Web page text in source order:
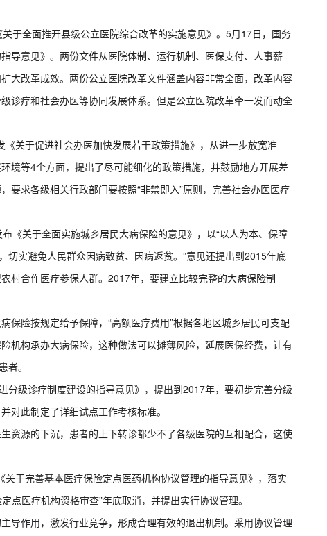
于全面推开县级公立医院综合改革的实施意见》。5月17日，国务
导意见》。两份文件从医院体制、运行机制、医保支付、人事薪
大改革成效。两份公立医院改革文件涵盖内容非常全面，改革内容
诊疗和社会办医等协同发展体系。但是公立医院改革牵一发而动全
关于促进社会办医加快发展若干政策措施》，从进一步放宽准
境等4个方面，提出了尽可能细化的政策措施，并鼓励地方开展差
要求各级相关行政部门要按照“非禁即入”原则，完善社会办医医疗
《关于全面实施城乡居民大病保险的意见》，以“以人为本、保障
切实避免人民群众因病致贫、因病返贫。”意见还提出到2015年底
村合作医疗参保人群。2017年，要建立比较完整的大病保险制
保险按规定给予保障，“高额医疗费用”根据各地区城乡居民可支配
机构承办大病保险，这种做法可以摊薄风险，延展医保经费，让有
者。
分级诊疗制度建设的指导意见》，提出到2017年，要初步完善分级
对此制定了详细试点工作考核标准。
资源的下沉，患者的上下转诊都少不了各级医院的互相配合，这使
于完善基本医疗保险定点医药机构协议管理的指导意见》，落实
点医疗机构资格审查”年底取消，并提出实行协议管理。
导作用，激发行业竞争，形成合理有效的退出机制。采用协议管理